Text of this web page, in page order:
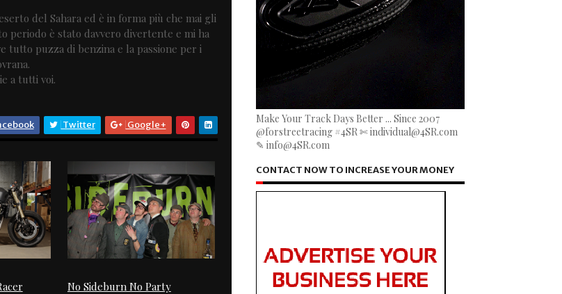
del Sahara ed è in forma più che mai gli
periodo è stato davvero divertente e mi ha
tutto puzza di benzina e la passione per i
a tutti voi.
Twitter Google+
No Sideburn No Party
Make Your Track Days Better ... Since 2007
@forstreetracing #4SR ✄ individual@4SR.com
✎ info@4SR.com
CONTACT NOW TO INCREASE YOUR MONEY